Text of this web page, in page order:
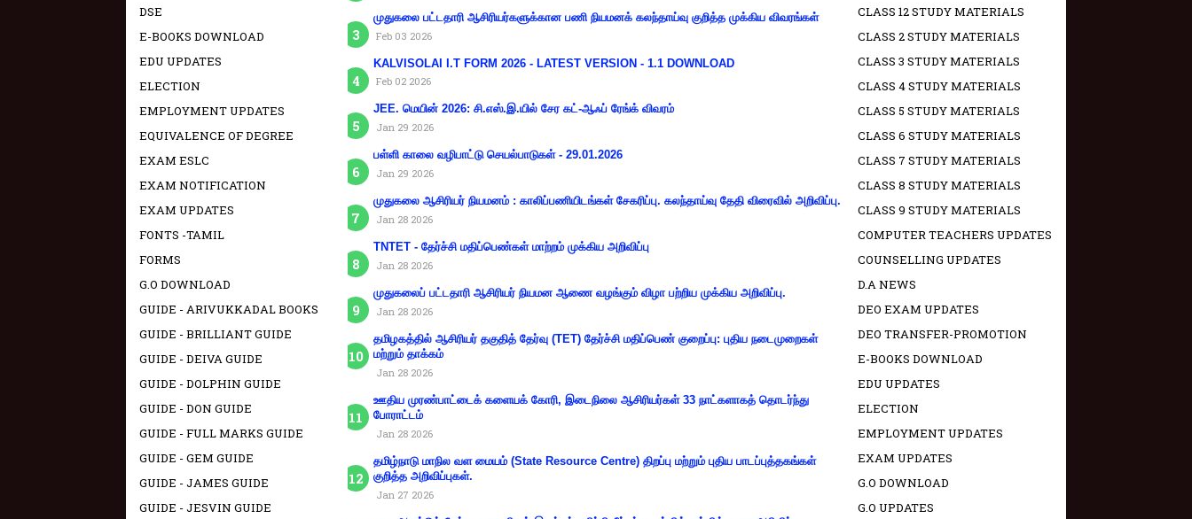
முதுகலை பட்டதாரி ஆசிரியர்களுக்கான பணி நியமனக் கலந்தாய்வு குறித்த முக்கிய விவரங்கள்
Feb 03 2026
KALVISOLAI I.T FORM 2026 - LATEST VERSION - 1.1 DOWNLOAD
Feb 02 2026
JEE. மெயின் 2026: சி.எஸ்.இ.யில் சேர கட்-ஆஃப் ரேங்க் விவரம்
Jan 29 2026
பள்ளி காலை வழிபாட்டு செயல்பாடுகள் - 29.01.2026
Jan 29 2026
முதுகலை ஆசிரியர் நியமனம் : காலிப்பணியிடங்கள் சேகரிப்பு. கலந்தாய்வு தேதி விரைவில் அறிவிப்பு.
Jan 28 2026
TNTET - தேர்ச்சி மதிப்பெண்கள் மாற்றம் முக்கிய அறிவிப்பு
Jan 28 2026
முதுகலைப் பட்டதாரி ஆசிரியர் நியமன ஆணை வழங்கும் விழா பற்றிய முக்கிய அறிவிப்பு.
Jan 28 2026
தமிழகத்தில் ஆசிரியர் தகுதித் தேர்வு (TET) தேர்ச்சி மதிப்பெண் குறைப்பு: புதிய நடைமுறைகள்
மற்றும் தாக்கம்
Jan 28 2026
ஊதிய முரண்பாட்டைக் களையக் கோரி, இடைநிலை ஆசிரியர்கள் 33 நாட்களாகத் தொடர்ந்து
போராட்டம்
Jan 28 2026
தமிழ்நாடு மாநில வள மையம் (State Resource Centre) திறப்பு மற்றும் புதிய பாடப்புத்தகங்கள்
குறித்த அறிவிப்புகள்.
Jan 27 2026
DSE
E-BOOKS DOWNLOAD
EDU UPDATES
ELECTION
EMPLOYMENT UPDATES
EQUIVALENCE OF DEGREE
EXAM ESLC
EXAM NOTIFICATION
EXAM UPDATES
FONTS -TAMIL
FORMS
G.O DOWNLOAD
GUIDE - ARIVUKKADAL BOOKS
GUIDE - BRILLIANT GUIDE
GUIDE - DEIVA GUIDE
GUIDE - DOLPHIN GUIDE
GUIDE - DON GUIDE
GUIDE - FULL MARKS GUIDE
GUIDE - GEM GUIDE
GUIDE - JAMES GUIDE
GUIDE - JESVIN GUIDE
CLASS 12 STUDY MATERIALS
CLASS 2 STUDY MATERIALS
CLASS 3 STUDY MATERIALS
CLASS 4 STUDY MATERIALS
CLASS 5 STUDY MATERIALS
CLASS 6 STUDY MATERIALS
CLASS 7 STUDY MATERIALS
CLASS 8 STUDY MATERIALS
CLASS 9 STUDY MATERIALS
COMPUTER TEACHERS UPDATES
COUNSELLING UPDATES
D.A NEWS
DEO EXAM UPDATES
DEO TRANSFER-PROMOTION
E-BOOKS DOWNLOAD
EDU UPDATES
ELECTION
EMPLOYMENT UPDATES
EXAM UPDATES
G.O DOWNLOAD
G.O UPDATES